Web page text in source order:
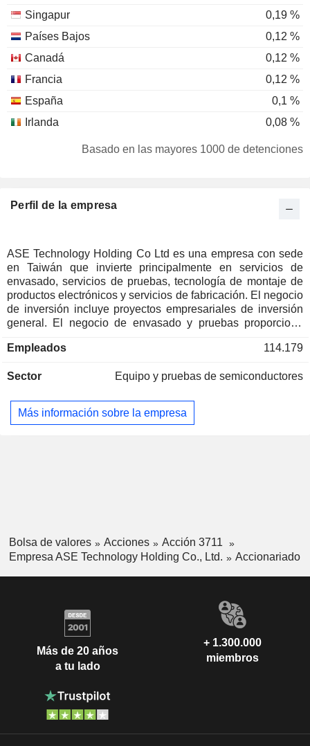
Singapur
0,19 %
Países Bajos
0,12 %
Canadá
0,12 %
Francia
0,12 %
España
0,1 %
Irlanda
0,08 %
0,05 %
Malasia
0,04 %
Dinamarca
0,04 %
Brasil
0,03 %
Japón
0,02 %
Finlandia
0,02 %
Austria
0,01 %
Italia
Basado en las mayores 1000 de detenciones
Perfil de la empresa
ASE Technology Holding Co Ltd es una empresa con sede
en Taiwán que invierte principalmente en servicios de
envasado, servicios de pruebas, tecnología de montaje de
productos electrónicos y servicios de fabricación. El negocio
de inversión incluye proyectos empresariales de inversión
general. El negocio de envasado y pruebas proporciona
envases y módulos, el envasado de CI, el envasado
memorias, las pruebas frontales, las pruebas de sondas de
sustratos y la fabricación. El negocio de servicios de
fabricación electrónica proporciona principalmente una serie
Empleados 114.179
Sector Equipo y pruebas de semiconductores
Más información sobre la empresa
Bolsa de valores Acciones
Acción 3711
Empresa ASE Technology Holding Co., Ltd.
Accionariado
Más de 20 años
a tu lado
+ 1.300.000
miembros